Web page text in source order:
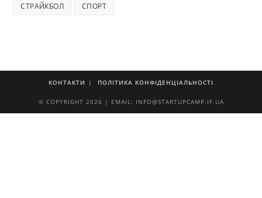
СТРАЙКБОЛ СПОРТ
КОНТАКТИ ПОЛІТИКА КОНФІДЕНЦІАЛЬНОСТІ
© COPYRIGHT 2026 | EMAIL: INFO@STARTUPCAMP.IF.UA